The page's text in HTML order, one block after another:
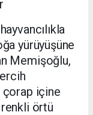
yürüyüşüne
Memişoğlu,
çorap içine
renkli örtü